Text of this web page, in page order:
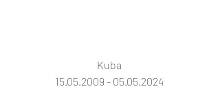
Kuba
15.05.2009 - 05.05.2024